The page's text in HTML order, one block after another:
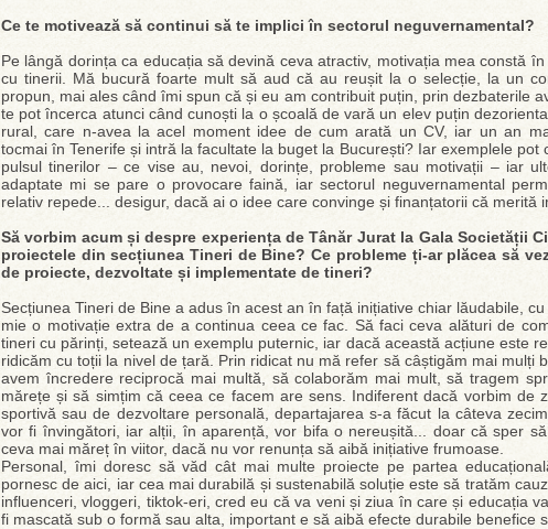
Ce te motivează să continui să te implici în sectorul neguvernamental?
Pe lângă dorința ca educația să devină ceva atractiv, motivația mea constă
cu tinerii. Mă bucură foarte mult să aud că au reușit la o selecție, la un
propun, mai ales când îmi spun că și eu am contribuit puțin, prin dezbaterile
te pot încerca atunci când cunoști la o școală de vară un elev puțin
rural, care n-avea la acel moment idee de cum arată un CV, iar un an
tocmai în Tenerife și intră la facultate la buget la București? Iar exemplele pot
pulsul tinerilor – ce vise au, nevoi, dorințe, probleme sau motivații – iar
adaptate mi se pare o provocare faină, iar sectorul neguvernamental
relativ repede... desigur, dacă ai o idee care convinge și finanțatorii că merită
Să vorbim acum și despre experiența de Tânăr Jurat la Gala Societății
proiectele din secțiunea Tineri de Bine? Ce probleme ți-ar plăcea să
de proiecte, dezvoltate și implementate de tineri?
Secțiunea Tineri de Bine a adus în acest an în față inițiative chiar lăudabile,
mie o motivație extra de a continua ceea ce fac. Să faci ceva alături de
tineri cu părinți, setează un exemplu puternic, iar dacă această acțiune este
ridicăm cu toții la nivel de țară. Prin ridicat nu mă refer să câștigăm mai mulți
avem încredere reciprocă mai multă, să colaborăm mai mult, să tragem
mărețe și să simțim că ceea ce facem are sens. Indiferent dacă vorbim de
sportivă sau de dezvoltare personală, departajarea s-a făcut la câteva
vor fi învingători, iar alții, în aparență, vor bifa o nereușită... doar că sper
ceva mai măreț în viitor, dacă nu vor renunța să aibă inițiative frumoase.
Personal, îmi doresc să văd cât mai multe proiecte pe partea
pornesc de aici, iar cea mai durabilă și sustenabilă soluție este să tratăm
influenceri, vloggeri, tiktok-eri, cred eu că va veni și ziua în care și educația
fi mascată sub o formă sau alta, important e să aibă efecte durabile benefice